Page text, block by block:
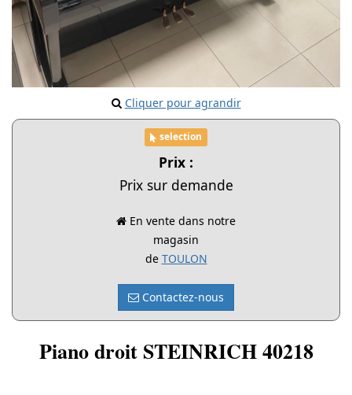
Cliquer pour agrandir
selection
Prix :
Prix sur demande
En vente dans notre
magasin
de TOULON
Contactez-nous
Piano droit STEINRICH 40218